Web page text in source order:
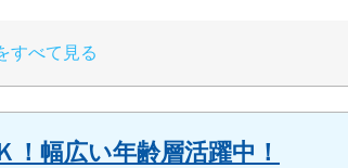
すべて見る
幅広い年齢層活躍中！